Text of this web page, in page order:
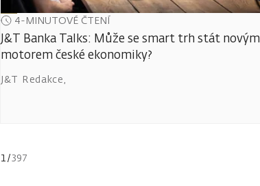
4-MINUTOVÉ ČTENÍ
J&T Banka Talks: Může se smart trh stát novým
motorem české ekonomiky?
J&T Redakce,
1/397